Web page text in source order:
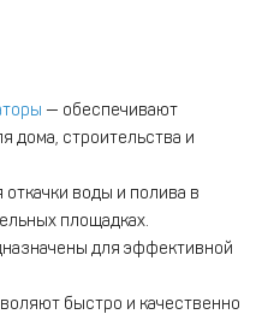
— обеспечивают
дома, строительства и
воды и полива в
площадках.
для эффективной
быстро и качественно